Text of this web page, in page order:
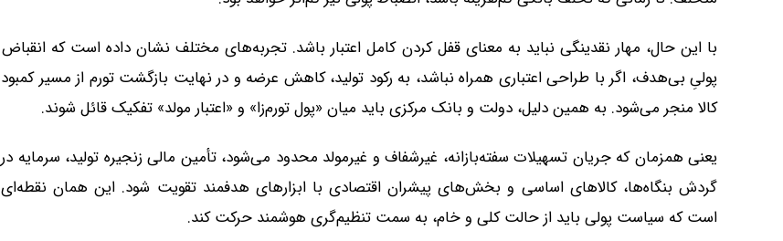
با این حال، مهار نقدینگی نباید به معنای قفل کردن کامل اعتبار باشد. تجربه‌های مختلف نشان داده است که انقباض
پولیِ بی‌هدف، اگر با طراحی اعتباری همراه نباشد، به رکود تولید، کاهش عرضه و در نهایت بازگشت تورم از مسیر کمبود
کالا منجر می‌شود. به همین دلیل، دولت و بانک مرکزی باید میان «پول تورم‌زا» و «اعتبار مولد» تفکیک قائل شوند.
یعنی همزمان که جریان تسهیلات سفته‌بازانه، غیرشفاف و غیرمولد محدود می‌شود، تأمین مالی زنجیره تولید، سرمایه در
گردش بنگاه‌ها، کالاهای اساسی و بخش‌های پیشران اقتصادی با ابزارهای هدفمند تقویت شود. این همان نقطه‌ای
است که سیاست پولی باید از حالت کلی و خام، به سمت تنظیم‌گری هوشمند حرکت کند.